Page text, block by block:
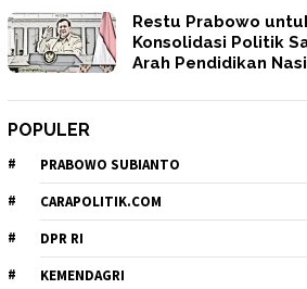
Restu Prabowo
Konsolidasi Politik
Arah Pendidikan
POPULER
PRABOWO SUBIANTO
CARAPOLITIK.COM
DPR RI
KEMENDAGRI